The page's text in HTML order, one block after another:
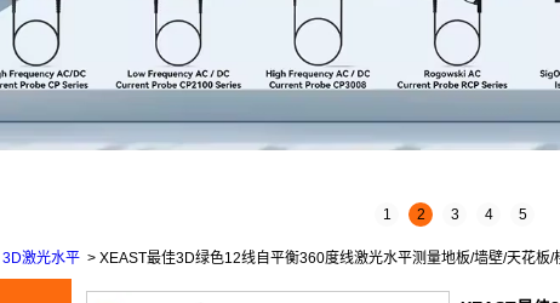
1 2 3 4 5
3D激光水平 > XEAST最佳3D绿色12线自平衡360度线激光水平测量地板/墙壁/天花板/